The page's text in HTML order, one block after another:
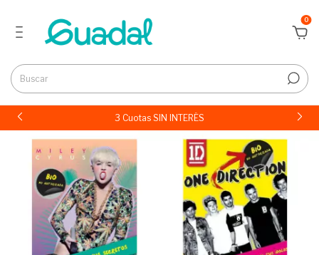
0
3 Cuotas SIN INTERÉS